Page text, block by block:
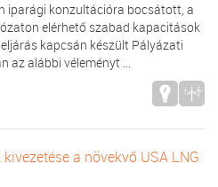
iparági konzultációra bocsátott, a
elérhető szabad kapacitások
kapcsán készült Pályázati
az alábbi véleményt ...
a növekvő USA LNG